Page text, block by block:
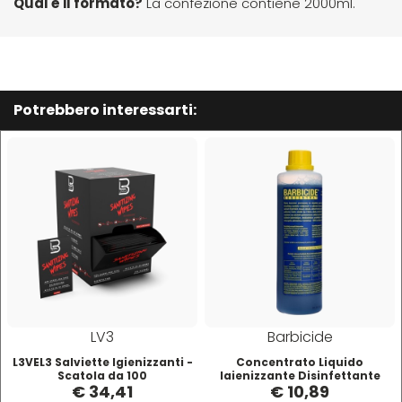
Morgan's
Moroccanoil
Morocutti
Muster
Muster & Dikson
Potrebbero interessarti:
LV3
L3VEL3 Salviette Igienizzanti -
Scatola da 100
€ 34,41
Barbicide
Concentrato Liquido
Igienizzante Disinfettante
500ml
€ 10,89